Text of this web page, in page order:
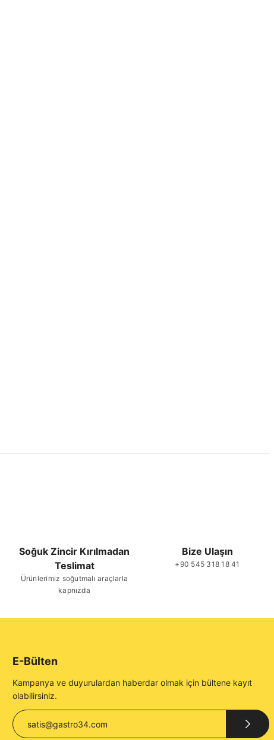
Soğuk Zincir Kırılmadan
Teslimat
Ürünlerimiz soğutmalı araçlarla
kapnızda
Bize Ulaşın
+90 545 318 18 41
E-Bülten
Kampanya ve duyurulardan haberdar olmak için bültene kayıt
olabilirsiniz.